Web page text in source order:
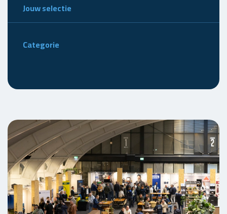
Jouw selectie
Categorie